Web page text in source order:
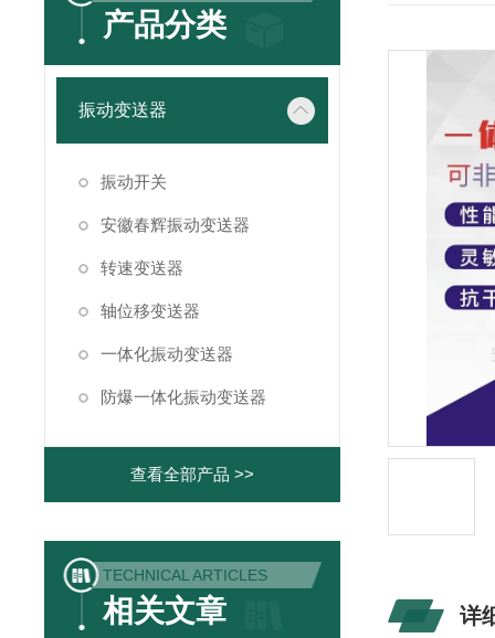
产品分类
振动变送器
振动开关
安徽春辉振动变送器
转速变送器
轴位移变送器
一体化振动变送器
防爆一体化振动变送器
查看全部产品 >>
TECHNICAL ARTICLES
相关文章 详